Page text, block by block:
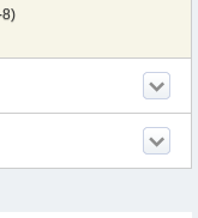
8)